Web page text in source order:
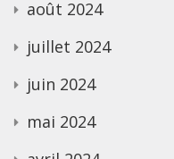
août 2024
juillet 2024
juin 2024
mai 2024